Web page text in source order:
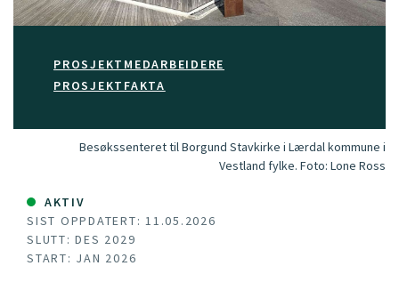
PROSJEKTMEDARBEIDERE
PROSJEKTFAKTA
Besøkssenteret til Borgund Stavkirke i Lærdal kommune i
Vestland fylke. Foto: Lone Ross
AKTIV
SIST OPPDATERT: 11.05.2026
SLUTT: DES 2029
START: JAN 2026